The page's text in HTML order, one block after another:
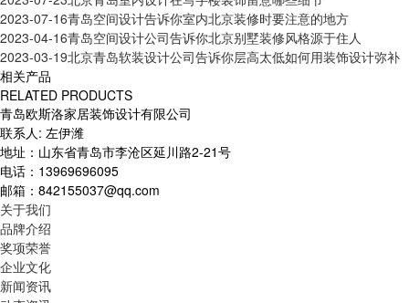
2023-07-16青岛空间设计告诉你室内北京装修时要注意的地方
2023-04-16青岛空间设计公司告诉你北京别墅装修风格源于住人
2023-03-19北京青岛软装设计公司告诉你层高太低如何用装饰设计弥补
相关产品
RELATED PRODUCTS
青岛欧斯洛家居装饰设计有限公司
联系人: 左伊潍
地址：山东省青岛市李沧区延川路2-21号
电话：13969696095
邮箱：842155037@qq.com
关于我们
品牌介绍
奖项荣誉
企业文化
新闻资讯